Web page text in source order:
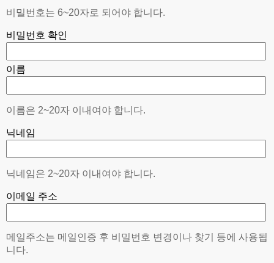
비밀번호는 6~20자로 되어야 합니다.
비밀번호 확인
이름
이름은 2~20자 이내여야 합니다.
닉네임
닉네임은 2~20자 이내여야 합니다.
이메일 주소
메일주소는 메일인증 후 비밀번호 변경이나 찾기 등에 사용됩
니다.